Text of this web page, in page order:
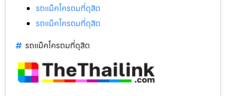
รถแม็คโครถมที่ดุสิต
รถแม็คโครถมที่ดุสิต
รถแม็คโครถมที่ดุสิต